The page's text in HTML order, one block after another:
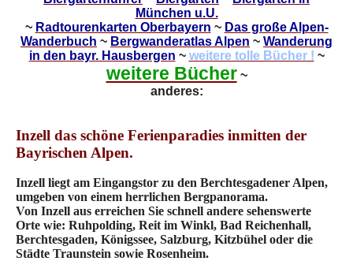
München u.U.
~ Radtourenkarten Oberbayern ~ Das große Alpen-
Wanderbuch ~ Bergwanderatlas Alpen ~ Wanderung
in den bayr. Hausbergen ~ weitere tolle Bücher ! ~
weitere Bücher~
anderes:
Inzell das schöne Ferienparadies inmitten der
Bayrischen Alpen.
Inzell liegt am Eingangstor zu den Berchtesgadener Alpen,
umgeben von einem herrlichen Bergpanorama.
Von Inzell aus erreichen Sie schnell andere sehenswerte
Orte wie: Ruhpolding, Reit im Winkl, Bad Reichenhall,
Berchtesgaden, Königssee, Salzburg, Kitzbühel oder die
Städte Traunstein sowie Rosenheim.